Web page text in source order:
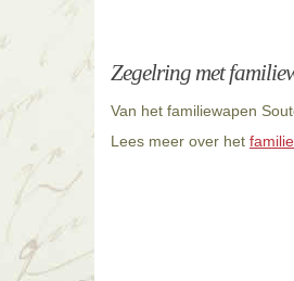
Zegelring met
Van het familiewapen
Lees meer over het